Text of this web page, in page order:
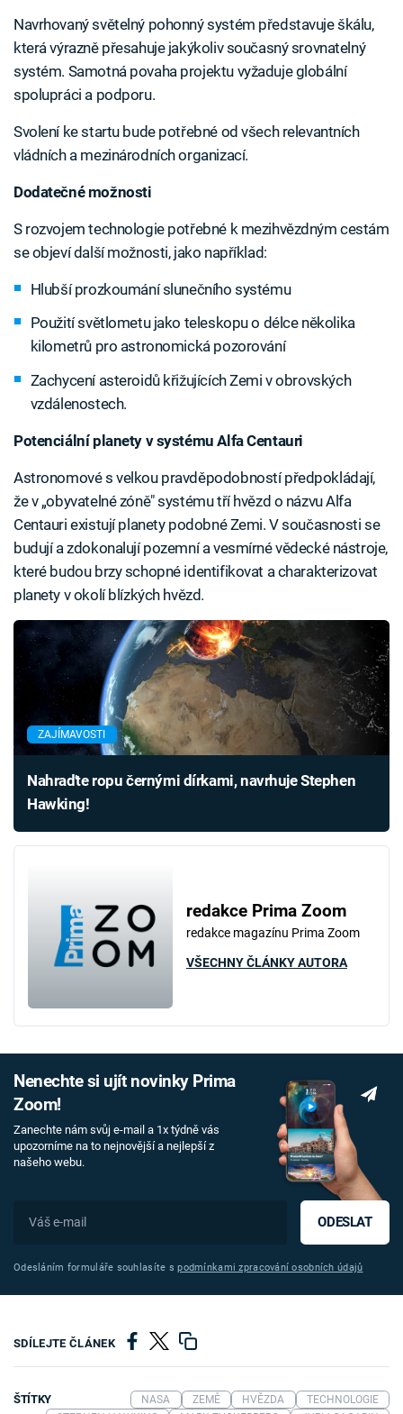
Navrhovaný světelný pohonný systém představuje škálu,
která výrazně přesahuje jakýkoliv současný srovnatelný
systém. Samotná povaha projektu vyžaduje globální
spolupráci a podporu.
Svolení ke startu bude potřebné od všech relevantních
vládních a mezinárodních organizací.
Dodatečné možnosti
S rozvojem technologie potřebné k mezihvězdným cestám
se objeví další možnosti, jako například:
Hlubší prozkoumání slunečního systému
Použití světlometu jako teleskopu o délce několika
kilometrů pro astronomická pozorování
Zachycení asteroidů křižujících Zemi v obrovských
vzdálenostech.
Potenciální planety v systému Alfa Centauri
Astronomové s velkou pravděpodobností předpokládají,
že v „obyvatelné zóně" systému tří hvězd o názvu Alfa
Centauri existují planety podobné Zemi. V současnosti se
budují a zdokonalují pozemní a vesmírné vědecké nástroje,
které budou brzy schopné identifikovat a charakterizovat
planety v okolí blízkých hvězd.
ZAJÍMAVOSTI
Nahraďte ropu černými dírkami, navrhuje Stephen
Hawking!
redakce Prima Zoom
redakce magazínu Prima Zoom
VŠECHNY ČLÁNKY AUTORA
Nenechte si ujít novinky Prima
Zoom!
Zanechte nám svůj e-mail a 1x týdně vás
upozorníme na to nejnovější a nejlepší z
našeho webu.
ODESLAT
Odesláním formuláře souhlasíte spodmínkami zpracování osobních údajů
SDÍLEJTE ČLÁNEK
ŠTÍTKY NASA ZEMĚ HVĚZDA
TECHNOLOGIE